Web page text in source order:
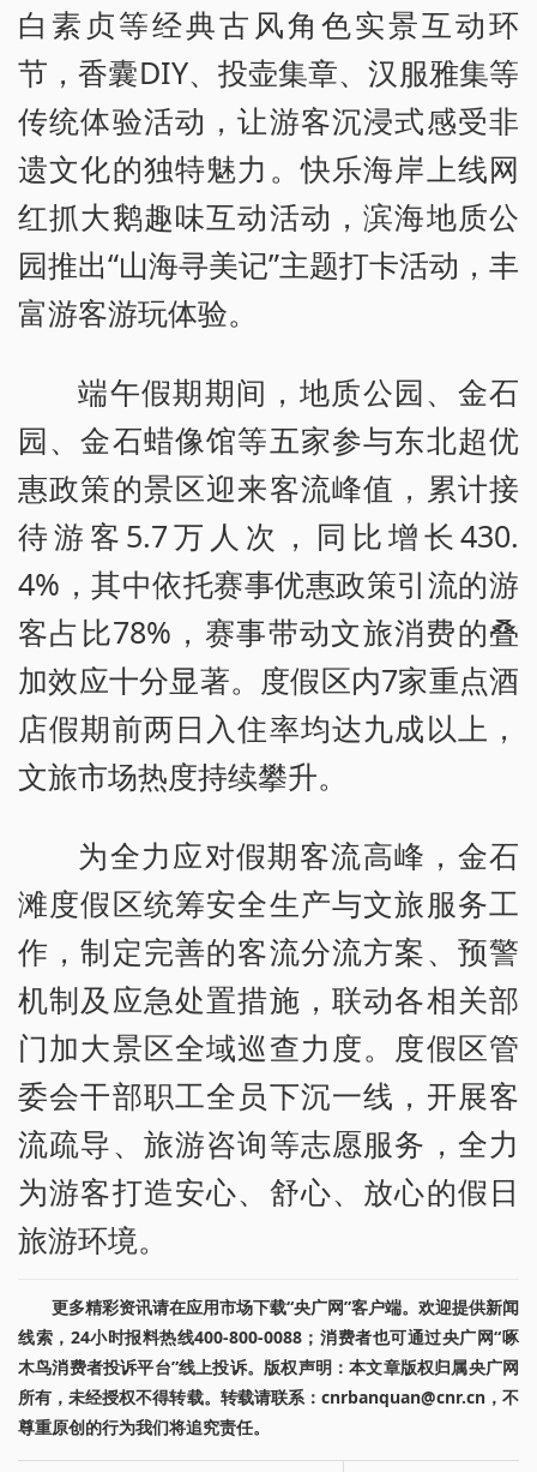
白素贞等经典古风角色实景互动环
节，香囊DIY、投壶集章、汉服雅集等
传统体验活动，让游客沉浸式感受非
遗文化的独特魅力。快乐海岸上线网
红抓大鹅趣味互动活动，滨海地质公
园推出“山海寻美记”主题打卡活动，丰
富游客游玩体验。
端午假期期间，地质公园、金石
园、金石蜡像馆等五家参与东北超优
惠政策的景区迎来客流峰值，累计接
待游客5.7万人次，同比增长430.
4%，其中依托赛事优惠政策引流的游
客占比78%，赛事带动文旅消费的叠
加效应十分显著。度假区内7家重点酒
店假期前两日入住率均达九成以上，
文旅市场热度持续攀升。
为全力应对假期客流高峰，金石
滩度假区统筹安全生产与文旅服务工
作，制定完善的客流分流方案、预警
机制及应急处置措施，联动各相关部
门加大景区全域巡查力度。度假区管
委会干部职工全员下沉一线，开展客
流疏导、旅游咨询等志愿服务，全力
为游客打造安心、舒心、放心的假日
旅游环境。
更多精彩资讯请在应用市场下载“央广网”客户端。欢迎提供新闻
线索，24小时报料热线400-800-0088；消费者也可通过央广网“啄
木鸟消费者投诉平台”线上投诉。版权声明：本文章版权归属央广网
所有，未经授权不得转载。转载请联系：cnrbanquan@cnr.cn，不
尊重原创的行为我们将追究责任。